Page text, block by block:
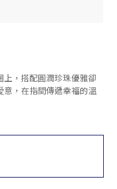
，搭配圓潤珍珠優雅卻
，在指間傳遞幸福的溫